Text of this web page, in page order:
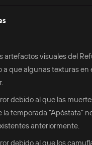
artefactos visuales del
a que algunas texturas en
debido al que las
la temporada "Apóstata"
anteriormente.
debido al que los